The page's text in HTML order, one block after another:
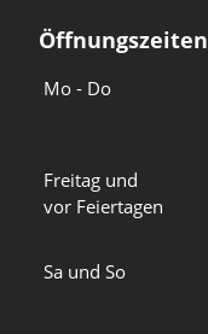
Öffnungszeiten
Mo - Do
Freitag und
vor Feiertagen
Sa und So